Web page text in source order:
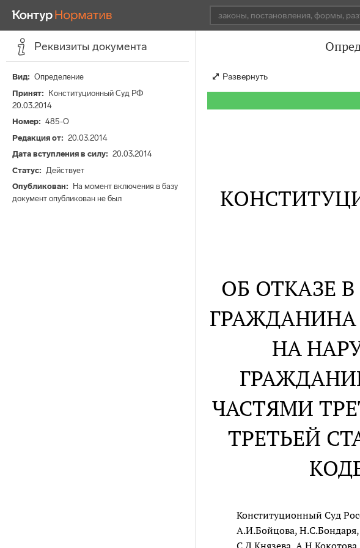
Реквизиты документа
Вид
Определение
Принят
Конституционный Суд РФ
20.03.2014
Номер
485-О
Редакция от
20.03.2014
Дата вступления в силу
20.03.2014
Статус
Действует
Опубликован
На момент включения в базу
документ опубликован не был
Развернуть
ОБ ОТКАЗЕ
НА
ЧАСТЯМИ
ТРЕТЬЕЙ
Конституционный Суд
А.И.Бойцова,
С.Д.Князева,